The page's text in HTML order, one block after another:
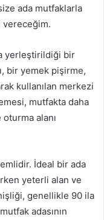
ada mutfaklarla
vereceğim.
yerleştirildiği bir
bir yemek pişirme,
kullanılan merkezi
mutfakta daha
oturma alanı
İdeal bir ada
yeterli alan ve
genellikle 90 ila
adasının